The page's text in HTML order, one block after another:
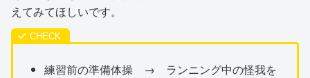
えてみてほしいです。
練習前の準備体操 → ランニング中の怪我を